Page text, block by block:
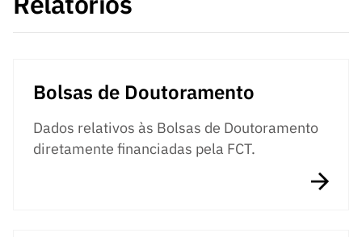
Bolsas de Doutoramento
Dados relativos às Bolsas de Doutoramento
diretamente financiadas pela FCT.